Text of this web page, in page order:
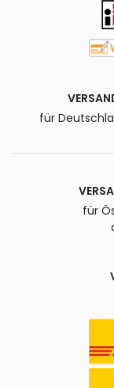
für
für